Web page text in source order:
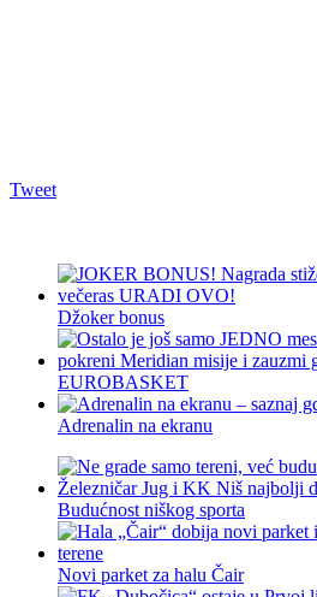
Tweet
Džoker bonus
EUROBASKET
Adrenalin na ekranu
Budućnost niškog sporta
Novi parket za halu Čair